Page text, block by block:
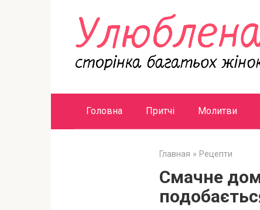
Головна Притчі Молитви
Главная » Рецепти
Смачне